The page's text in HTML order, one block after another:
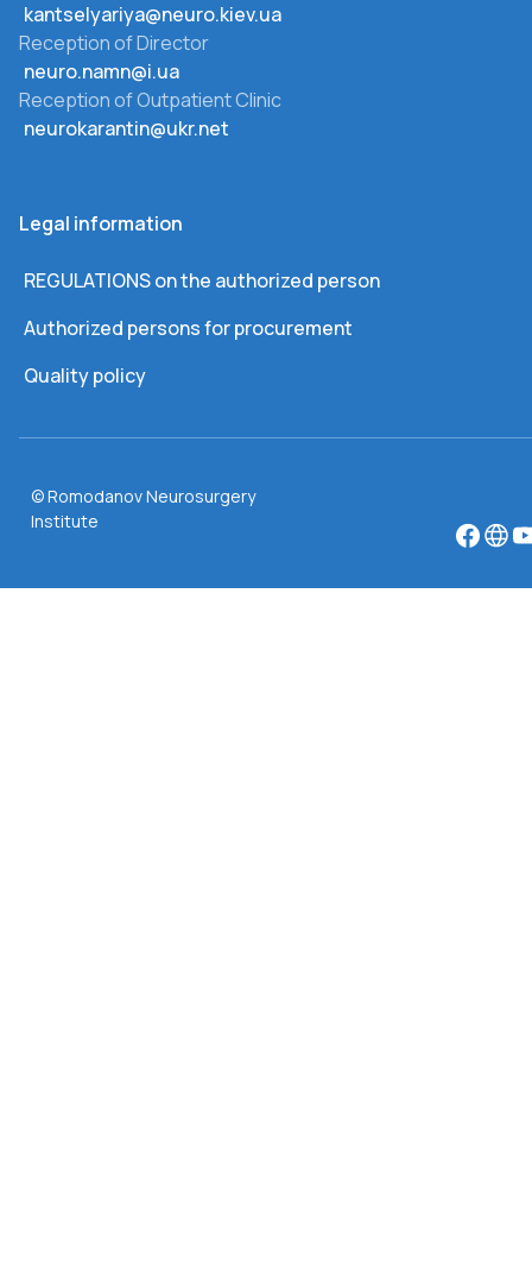
kantselyariya@neuro.kiev.ua
Reception of Director
neuro.namn@i.ua
Reception of Outpatient Clinic
neurokarantin@ukr.net
Legal information
REGULATIONS on the authorized person
Authorized persons for procurement
Quality policy
© Romodanov Neurosurgery
Institute